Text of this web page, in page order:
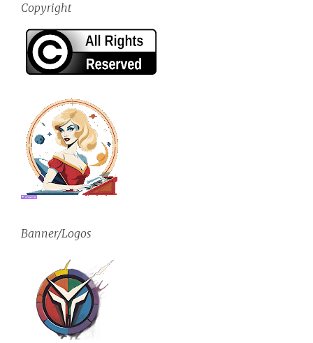
Copyright
Banner/Logos